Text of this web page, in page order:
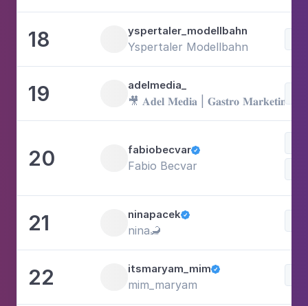
18 yspertaler_modellbahn
Yspertaler Modellbahn
19 adelmedia_
​🎥 𝐀𝐝𝐞𝐥 𝐌𝐞𝐝𝐢𝐚 | 𝐆𝐚𝐬𝐭𝐫𝐨 𝐌𝐚𝐫𝐤𝐞𝐭𝐢𝐧𝐠
20 fabiobecvar
Fabio Becvar
21 ninapacek
nina🦂
22 itsmaryam_mim
mim_maryam